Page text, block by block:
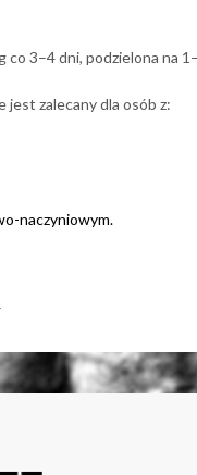
co 3–4 dni, podzielona na
jest zalecany dla osób z:
naczyniowym.